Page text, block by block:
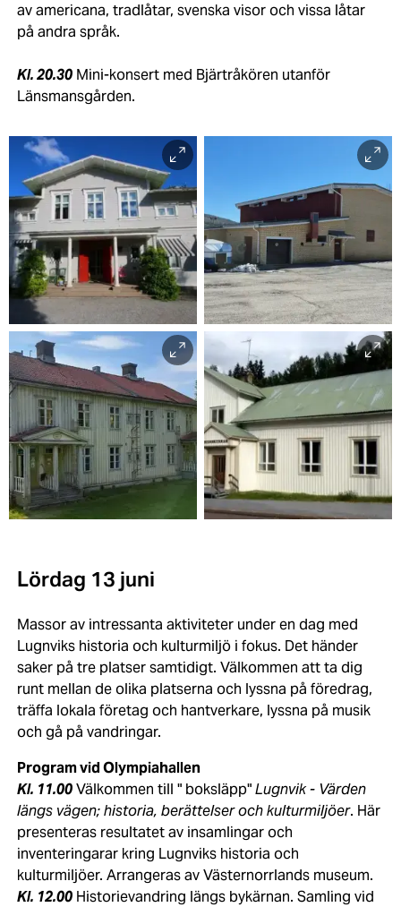
av americana, tradlåtar, svenska visor och vissa låtar
på andra språk.
Kl. 20.30Mini-konsert med Bjärtråkören utanför
Länsmansgården.
Länsmansgården Olympiahallen
Lördag 13 juni
Massor av intressanta aktiviteter under en dag med
Lugnviks historia och kulturmiljö i fokus. Det händer
saker på tre platser samtidigt. Välkommen att ta dig
runt mellan de olika platserna och lyssna på föredrag,
träffa lokala företag och hantverkare, lyssna på musik
och gå på vandringar.
Program vid Olympiahallen
Kl. 11.00Välkommen till " boksläpp"Lugnvik - Värden
längs vägen; historia, berättelser och kulturmiljöer. Här
presenteras resultatet av insamlingar och
inventeringarar kring Lugnviks historia och
kulturmiljöer. Arrangeras av Västernorrlands museum.
Kl. 12.00Historievandring längs bykärnan. Samling vid